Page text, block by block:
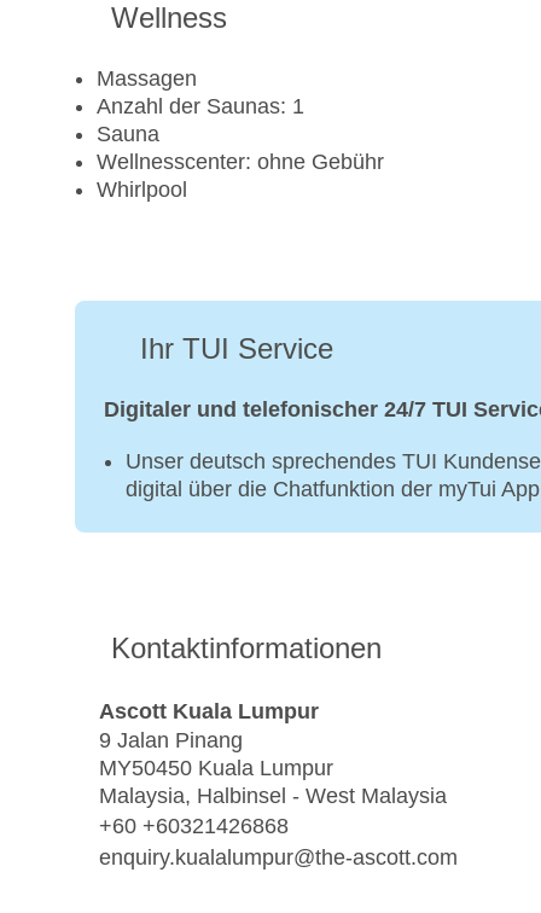
Wellness
Massagen
Anzahl der Saunas: 1
Sauna
Wellnesscenter: ohne Gebühr
Whirlpool
Ihr TUI Service
Digitaler und telefonischer 24/7 TUI
Unser deutsch sprechendes TUI
digital über die Chatfunktion der myTui
Kontaktinformationen
Ascott Kuala Lumpur
9 Jalan Pinang
MY50450 Kuala Lumpur
Malaysia, Halbinsel - West Malaysia
+60 +60321426868
enquiry.kualalumpur@the-ascott.com